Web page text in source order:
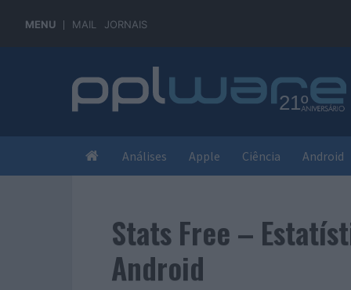
MENU MAIL JORNAIS
Análises Apple Ciência Android
Stats Free –
Android